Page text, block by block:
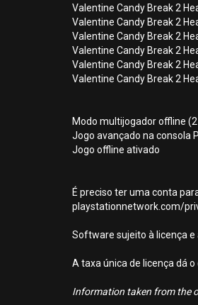
Valentine Candy Break 2
Valentine Candy Break 2
Valentine Candy Break 2
Valentine Candy Break 2
Valentine Candy Break 2
Valentine Candy Break 2
Modo multijogador offline
Jogo avançado na consola
Jogo offline ativado
É preciso ter uma conta
playstationnetwork.com/
Software sujeito à licença
A taxa única de licença dá
Information taken from the